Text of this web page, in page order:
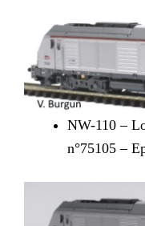
NW-110 –
n°75105 –